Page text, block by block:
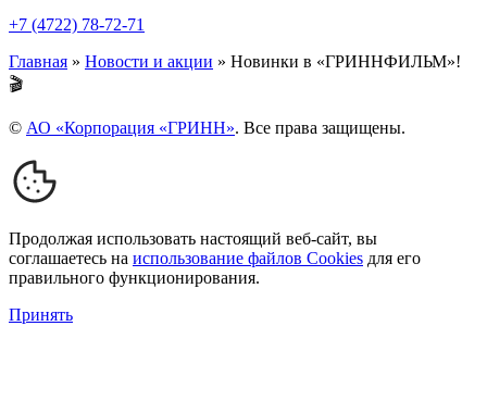
+7 (4722) 78-72-71
Главная » Новости и акции » Новинки в «ГРИННФИЛЬМ»!
🎬
© АО «Корпорация «ГРИНН». Все права защищены.
Продолжая использовать настоящий веб-сайт, вы
соглашаетесь на использование файлов Cookies для его
правильного функционирования.
Принять